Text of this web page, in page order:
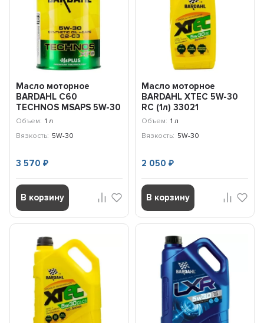
Масло моторное
BARDAHL С60
TECHNOS MSAPS 5W-30
(1л) 342039
Объем: 1 л
Вязкость: 5W-30
3 570₽
В корзину
Масло моторное
BARDAHL XTEC 5W-30
RC (1л) 33021
Объем: 1 л
Вязкость: 5W-30
2 050 ₽
В корзину